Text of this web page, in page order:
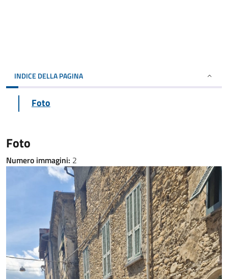
INDICE DELLA PAGINA
Foto
Foto
Numero immagini: 2